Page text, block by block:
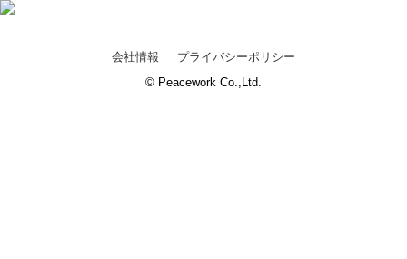
会社情報
プライバシーポリシー
© Peacework Co.,Ltd.